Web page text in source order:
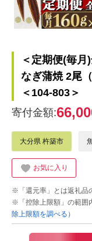
＜定期便(毎月
なぎ蒲焼 2尾
＜104-803＞
寄付金額:
大分県 杵築市
お気に入り
※「還元率」とは返礼品
※「控除上限額」の範囲
除上限額を調べる）